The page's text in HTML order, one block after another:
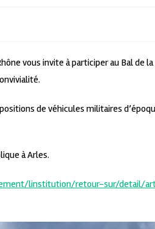
vous invite à participer au Bal de
de véhicules militaires
à Arles.
linstitution/retour-sur/detail/